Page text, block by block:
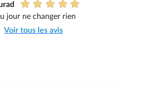
jour ne changer rien
Voir tous les avis